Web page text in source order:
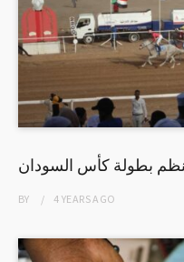
بطولة كأس السودان
BY 4 YEARSAGO